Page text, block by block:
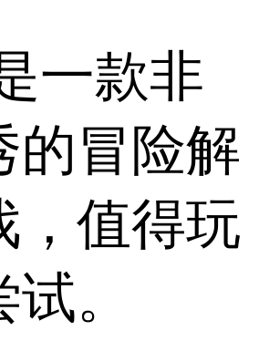
一款非
的冒险解
，值得玩
。